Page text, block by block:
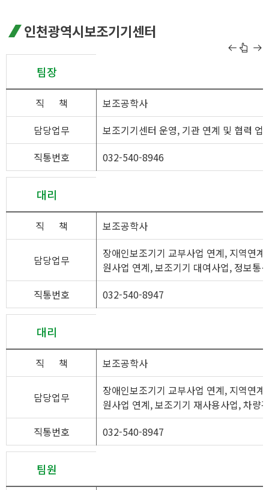
인천광역시보조기기센터
팀장
직 책
보조공학사
담당업무
보조기기센터 운영, 기관 연계 및 협력
직통번호
032-540-8946
대리
직 책 보조공학사
담당업무
장애인보조기기 교부사업 연계, 지역연
원사업 연계, 보조기기 대여사업, 정보통
직통번호
032-540-8947
대리
직 책 보조공학사
담당업무
장애인보조기기 교부사업 연계, 지역연
원사업 연계, 보조기기 재사용사업, 차량
직통번호
032-540-8947
팀원